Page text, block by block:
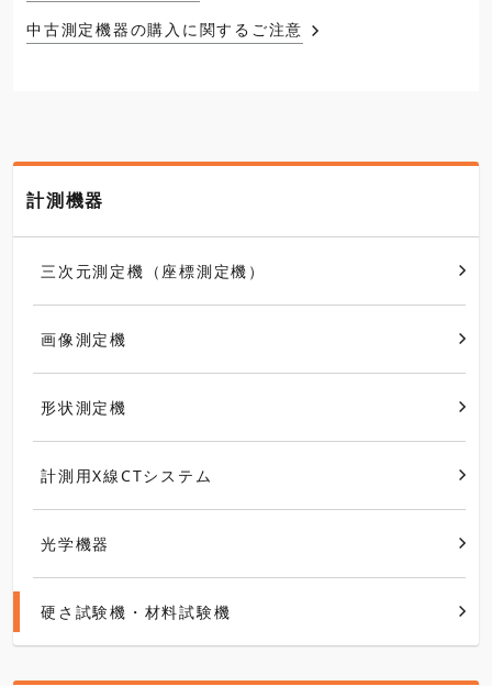
中古測定機器の購入に関するご注意
計測機器
三次元測定機（座標測定機）
画像測定機
形状測定機
計測用X線CTシステム
光学機器
硬さ試験機・材料試験機